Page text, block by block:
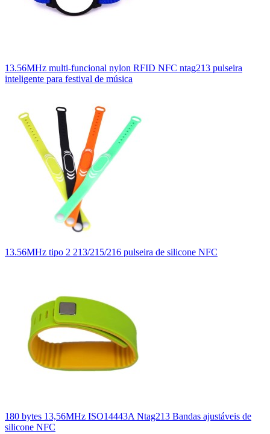
13.56MHz multi-funcional nylon RFID NFC ntag213 pulseira
inteligente para festival de música
13.56MHz tipo 2 213/215/216 pulseira de silicone NFC
180 bytes 13,56MHz ISO14443A Ntag213 Bandas ajustáveis de
silicone NFC